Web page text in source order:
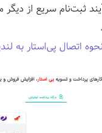
ثبت‌نام سریع از دیگر
اتصال پی‌‌استار به